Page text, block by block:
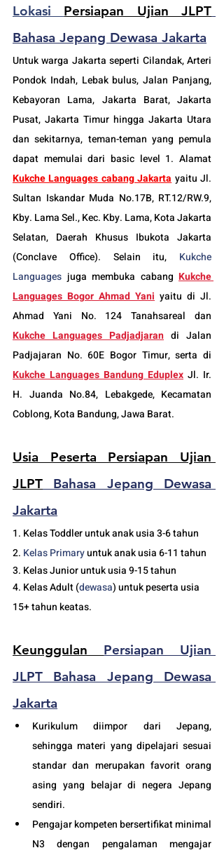
Lokasi Persiapan Ujian JLPT
Bahasa Jepang Dewasa Jakarta
Untuk warga Jakarta seperti Cilandak, Arteri
Pondok Indah, Lebak bulus, Jalan Panjang,
Kebayoran Lama, Jakarta Barat, Jakarta
Pusat, Jakarta Timur hingga Jakarta Utara
dan sekitarnya, teman-teman yang pemula
Kukche Languages cabang Jakarta yaitu Jl.
Sultan Iskandar Muda No.17B, RT.12/RW.9,
Kby. Lama Sel., Kec. Kby. Lama, Kota Jakarta
Selatan, Daerah Khusus Ibukota Jakarta
(Conclave Office). Selain itu, Kukche
Languages juga membuka cabang Kukche
Languages Bogor Ahmad Yani yaitu di Jl.
Ahmad Yani No. 124 Tanahsareal dan
Kukche Languages Padjadjaran di Jalan
Kukche Languages Bandung Eduplex Jl. Ir.
H. Juanda No.84, Lebakgede, Kecamatan
Coblong, Kota Bandung, Jawa Barat.
Usia Peserta Persiapan Ujian
JLPT Bahasa Jepang Dewasa
Jakarta
1. Kelas Toddler untuk anak usia 3-6 tahun
2. Kelas Primary untuk anak usia 6-11 tahun
3. Kelas Junior untuk usia 9-15 tahun
4. Kelas Adult (dewasa) untuk peserta usia
15+ tahun keatas.
Keunggulan Persiapan Ujian
JLPT Bahasa Jepang Dewasa
Jakarta
Kurikulum diimpor dari Jepang,
sehingga materi yang dipelajari sesuai
standar dan merupakan favorit orang
asing yang belajar di negera Jepang
sendiri.
Pengajar kompeten bersertifikat minimal
N3 dengan pengalaman mengajar